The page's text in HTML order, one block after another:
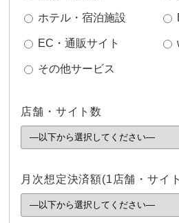
ホテル・宿泊施設
EC・通販サイト
その他サービス
店舗・サイト数
月次想定決済額(1店舗・サイ